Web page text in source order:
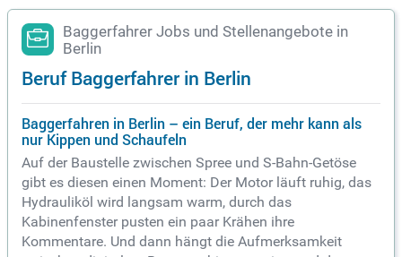
Baggerfahrer Jobs und Stellenangebote in
Berlin
Beruf Baggerfahrer in Berlin
Baggerfahren in Berlin – ein Beruf, der mehr kann als
nur Kippen und Schaufeln
Auf der Baustelle zwischen Spree und S-Bahn-Getöse
gibt es diesen einen Moment: Der Motor läuft ruhig, das
Hydrauliköl wird langsam warm, durch das
Kabinenfenster pusten ein paar Krähen ihre
Kommentare. Und dann hängt die Aufmerksamkeit